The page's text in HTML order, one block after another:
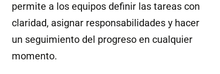
permite a los equipos definir las tareas con
claridad, asignar responsabilidades y hacer
un seguimiento del progreso en cualquier
momento.